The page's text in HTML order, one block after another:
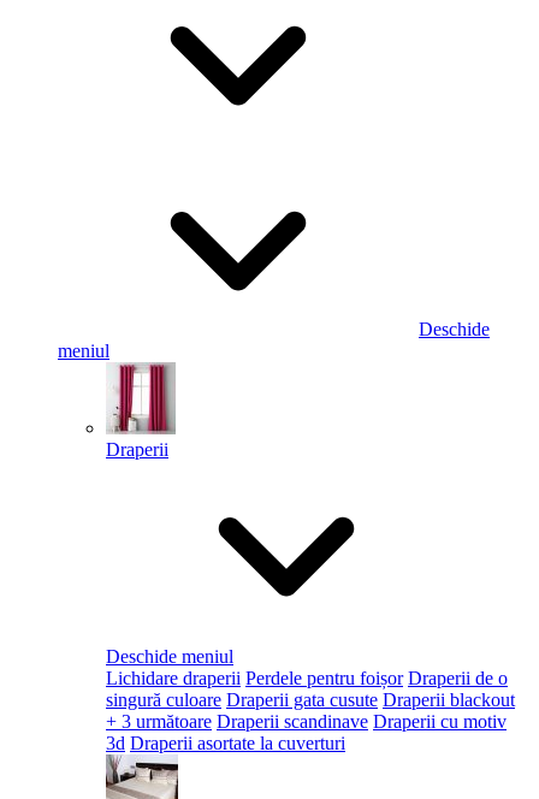
Deschide
meniul
Draperii
Deschide meniul
Lichidare draperii Perdele pentru foișor Draperii de o
singură culoare Draperii gata cusute Draperii blackout
+ 3 următoare Draperii scandinave Draperii cu motiv
3d Draperii asortate la cuverturi